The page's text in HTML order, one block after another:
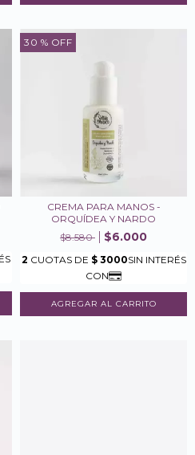
30 % OFF
CREMA PARA MANOS -
ORQUÍDEA Y NARDO
$8.580
$6.000